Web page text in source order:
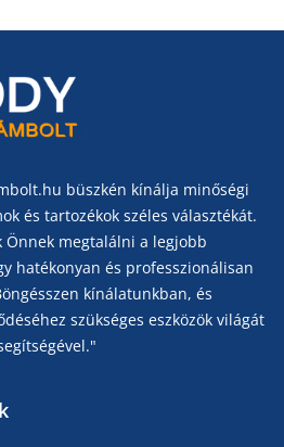
büszkén kínálja minőségi
és tartozékok széles választékát.
Önnek megtalálni a legjobb
hatékonyan és professzionálisan
kínálatunkban, és
szükséges eszközök világát